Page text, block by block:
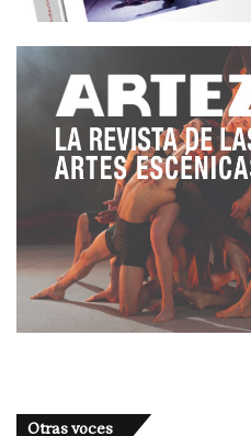
Otras voces